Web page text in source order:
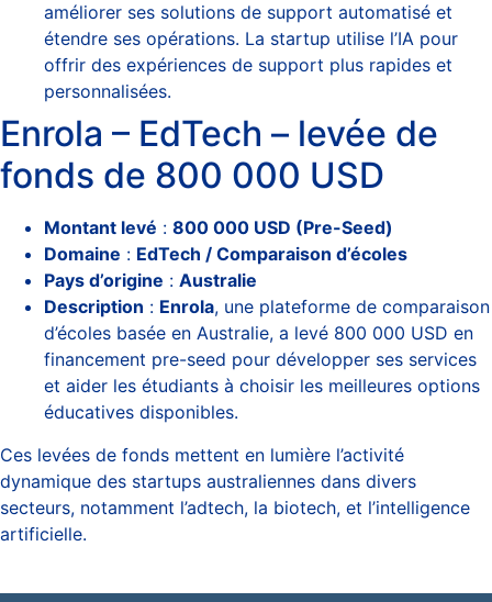
améliorer ses solutions de support automatisé et
étendre ses opérations. La startup utilise l’IA pour
offrir des expériences de support plus rapides et
personnalisées​.
Enrola – EdTech – levée de
fonds de 800 000 USD
Montant levé : 800 000 USD (Pre-Seed)
Domaine : EdTech / Comparaison d’écoles
Pays d’origine : Australie
Description : Enrola, une plateforme de comparaison
d’écoles basée en Australie, a levé 800 000 USD en
financement pre-seed pour développer ses services
et aider les étudiants à choisir les meilleures options
éducatives disponibles.
Ces levées de fonds mettent en lumière l’activité
dynamique des startups australiennes dans divers
secteurs, notamment l’adtech, la biotech, et l’intelligence
artificielle.